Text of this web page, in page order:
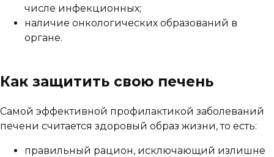
числе инфекционных;
наличие онкологических образований в
органе.
Как защитить свою печень
Самой эффективной профилактикой заболеваний
печени считается здоровый образ жизни, то есть:
правильный рацион, исключающий излишне